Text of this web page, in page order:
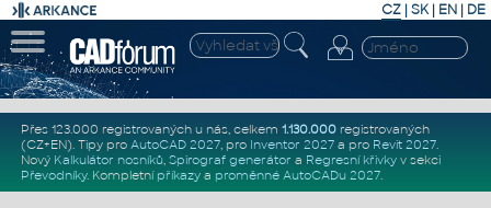
CZ | SK| EN | DE
Přes 123.000 registrovaných u nás, celkem 1.130.000registrovaných
(CZ+EN). Tipy pro AutoCAD 2027, pro Inventor 2027a pro Revit 2027.
Nový Kalkulátor nosníků, Spirograf generátor a Regresní křivkyv sekci
Převodníky. Kompletní příkazya proměnné AutoCADu 2027.